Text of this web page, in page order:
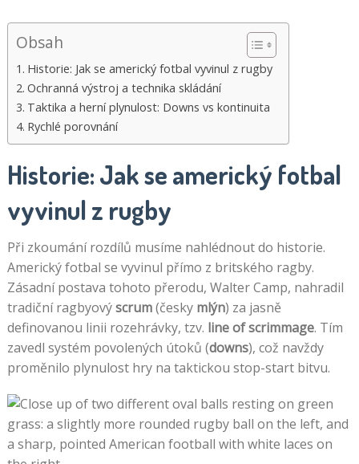
Obsah
Historie: Jak se americký fotbal vyvinul z rugby
Ochranná výstroj a technika skládání
Taktika a herní plynulost: Downs vs kontinuita
Rychlé porovnání
Historie: Jak se americký fotbal
vyvinul z rugby
Při zkoumání rozdílů musíme nahlédnout do historie.
Americký fotbal se vyvinul přímo z britského ragby.
Zásadní postava tohoto přerodu, Walter Camp, nahradil
tradiční ragbyovýscrum(česky mlýn) za jasně
definovanou linii rozehrávky, tzv. line of scrimmage. Tím
zavedl systém povolených útoků (downs), což navždy
proměnilo plynulost hry na taktickou stop-start bitvu.